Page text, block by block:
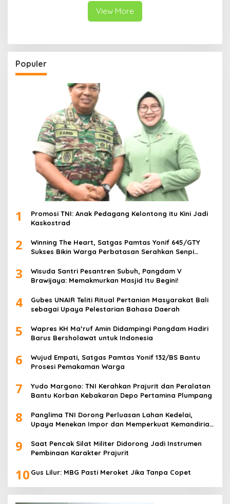
View More
Populer
1
Promosi TNI: Anak Pedagang Kelontong itu Kini Jadi
Kaskostrad
2
Winning The Heart, Satgas Pamtas Yonif 645/GTY
Sukses Bikin Warga Perbatasan Serahkan Senpi
3
Wisuda Santri Pesantren Subuh, Pangdam V
Brawijaya: Memakmurkan Masjid Itu Begini!
4
Gubes UNAIR Teliti Ritual Pertanian Masyarakat Bali
sebagai Upaya Pelestarian Bahasa Daerah
5
Wapres KH Ma’ruf Amin Didampingi Pangdam Hadiri
Barus Bersholawat untuk Indonesia
6
Wujud Empati, Satgas Pamtas Yonif 132/BS Bantu
Prosesi Pemakaman Warga
7
Yudo Margono: TNI Kerahkan Prajurit dan Peralatan
Bantu Korban Kebakaran Depo Pertamina Plumpang
8
Panglima TNI Dorong Perluasan Lahan Kedelai,
Upaya Menekan Impor dan Memperkuat Kemandirian
9
Saat Pencak Silat Militer Didorong Jadi Instrumen
Pembinaan Karakter Prajurit
10 Gus Lilur: MBG Pasti Meroket Jika Tanpa Copet